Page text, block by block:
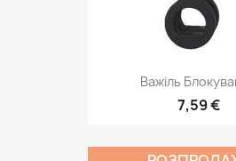
Важіль
7,59 €